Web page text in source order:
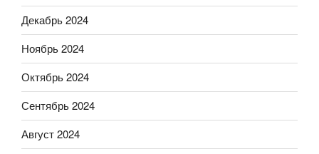
Декабрь 2024
Ноябрь 2024
Октябрь 2024
Сентябрь 2024
Август 2024